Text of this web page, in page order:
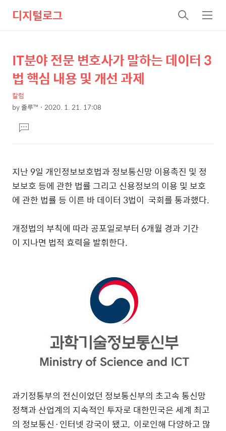
디지털로그
검
색
메
뉴
상
세
컨
텐
본
문
제
목
IT분야 전문 변호사가 말하는 데이터 3
법 핵심 내용 및 개선 과제
칼럼
by줄루™ 2020. 1. 21. 17:08
문댓
글
지난 9일 개인정보보호법과 정보통신망 이용촉진 및 정
보보호 등에 관한 법률 그리고 신용정보의 이용 및 보호
에 관한 법률 등 이른 바 데이터 3법이 국회를 통과했다.
개정법의 부칙에 따라 공포일로부터 6개월 경과 기간
이 지나면 법적 효력을 발휘한다.
과기정통부의 전신이었던 정보통신부의 초고속 통신망
정책과 산업계의 지속적인 투자로 대한민국은 세계 최고
의 정보통신·인터넷 강국이 됐고, 이로인해 다양하고 많